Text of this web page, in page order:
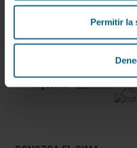
Permitir la
Síguenos